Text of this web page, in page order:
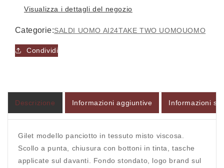
Visualizza i dettagli del negozio
Categorie:SALDI UOMO AI24TAKE TWO UOMOUOMO
Condividi
Descrizione Informazioni aggiuntive Informazioni
Gilet modello panciotto in tessuto misto viscosa.
Scollo a punta, chiusura con bottoni in tinta, tasche
applicate sul davanti. Fondo stondato, logo brand sul
tua lista dei desideri e visualizzare gli articoli
salvati in precedenza.